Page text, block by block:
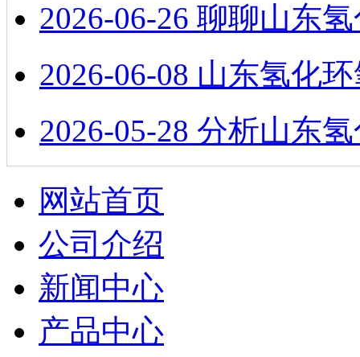
2026-06-26 聊聊山东
2026-06-08 山东氢化
2026-05-28 分析山东
网站首页
公司介绍
新闻中心
产品中心